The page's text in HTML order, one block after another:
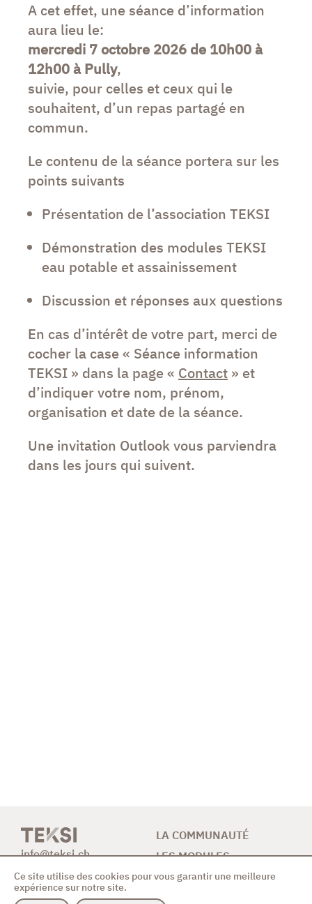
A cet effet, une séance d’information
aura lieu le:
mercredi 7 octobre 2026 de 10h00 à
12h00 à Pully,
suivie, pour celles et ceux qui le
souhaitent, d’un repas partagé en
commun.
Le contenu de la séance portera sur les
points suivants
Présentation de l’association TEKSI
Démonstration des modules TEKSI
eau potable et assainissement
Discussion et réponses aux questions
En cas d’intérêt de votre part, merci de
cocher la case « Séance information
TEKSI » dans la page « Contact » et
d’indiquer votre nom, prénom,
organisation et date de la séance.
Une invitation Outlook vous parviendra
dans les jours qui suivent.
info@teksi.ch
LA COMMUNAUTÉ
LES MODULES
CONTRIBUTION
NEWS & AGENDA
Ce site utilise des cookies pour vous garantir une meilleure
expérience sur notre site.